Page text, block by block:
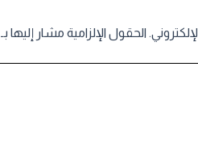
الحقول الإلزامية مشار إليها بـ